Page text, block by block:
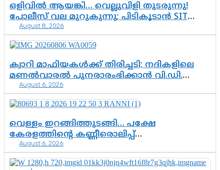
ഒളിവിൽ ആയങ്കി… വെല്ലുവിളി തുടരുന്നു!
പോലീസ് വല മുറുകുന്നു; പിടികൂടാൻ SIT
രംഗത്ത്. ഇനി ചോദ്യം ആയങ്കി എവിടെ
എന്നത് മാത്രം അല്ല—ആയങ്കി
കസ്റ്റഡിയിലായാൽ പുറത്തുവരുക
എന്തൊക്കെ വിവരങ്ങൾ?”
August 8, 2026
ക്വാറി മാഫിയകൾക്ക് തിരിച്ചടി; നദികളിലെ
മണൽവാരൽ പുനരാരംഭിക്കാൻ വി.ഡി.
സർക്കാർ തീരുമാനം
August 6, 2026
വെള്ളം ഇറങ്ങിത്തുടങ്ങി… പക്ഷേ
കേരളത്തിന്റെ കണ്ണീരൊലിപ്പ്
എന്നവസാനിക്കും?
August 6, 2026